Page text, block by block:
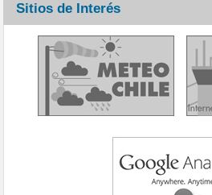
Sitios de Interés